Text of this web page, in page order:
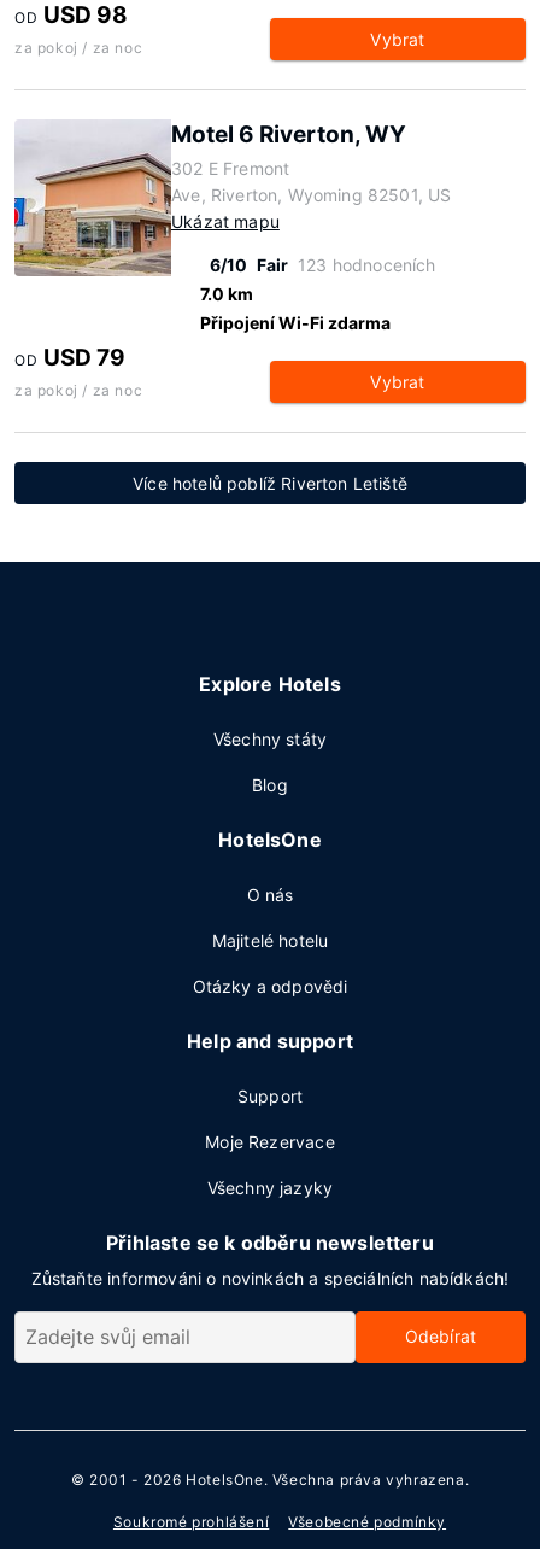
OD USD 98
za pokoj / za noc Vybrat
Motel 6 Riverton, WY
302 E Fremont
Ave, Riverton, Wyoming 82501, US
Ukázat mapu
6/10 Fair 123 hodnoceních
7.0 km
Připojení Wi-Fi zdarma
OD USD 79
za pokoj / za noc Vybrat
Více hotelů poblíž Riverton Letiště
Explore Hotels
Všechny státy
Blog
HotelsOne
O nás
Majitelé hotelu
Otázky a odpovědi
Help and support
Support
Moje Rezervace
Všechny jazyky
Přihlaste se k odběru newsletteru
Zůstaňte informováni o novinkách a speciálních nabídkách!
Odebírat
© 2001 - 2026 HotelsOne. Všechna práva vyhrazena.
Soukromé prohlášení Všeobecné podmínky